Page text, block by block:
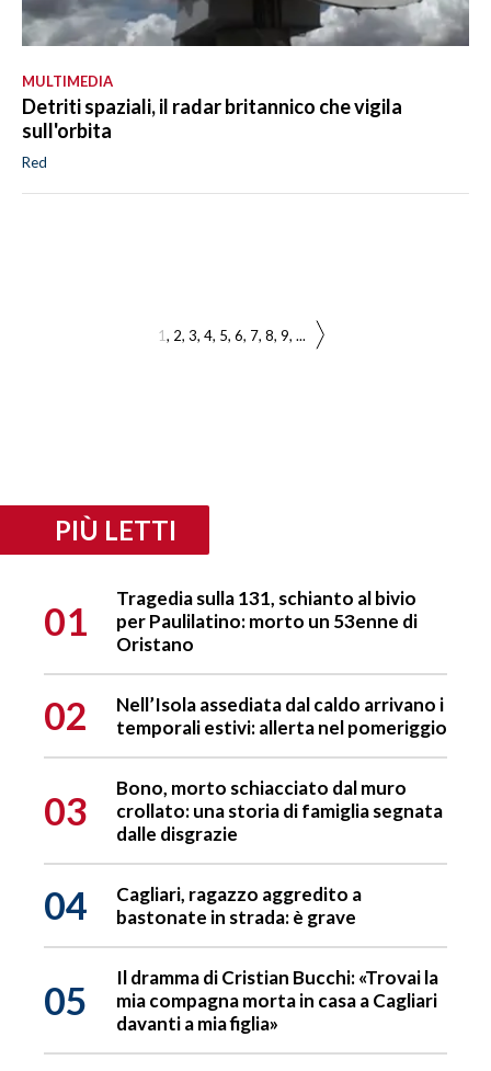
MULTIMEDIA
Detriti spaziali, il radar britannico che vigila
sull'orbita
Red
1 2 3 4 5 6 7 8 9 ...
PIÙ LETTI
01
Tragedia sulla 131, schianto al bivio
per Paulilatino: morto un 53enne di
Oristano
02
Nell’Isola assediata dal caldo arrivano i
temporali estivi: allerta nel pomeriggio
03
Bono, morto schiacciato dal muro
crollato: una storia di famiglia segnata
dalle disgrazie
04
Cagliari, ragazzo aggredito a
bastonate in strada: è grave
05
Il dramma di Cristian Bucchi: «Trovai la
mia compagna morta in casa a Cagliari
davanti a mia figlia»